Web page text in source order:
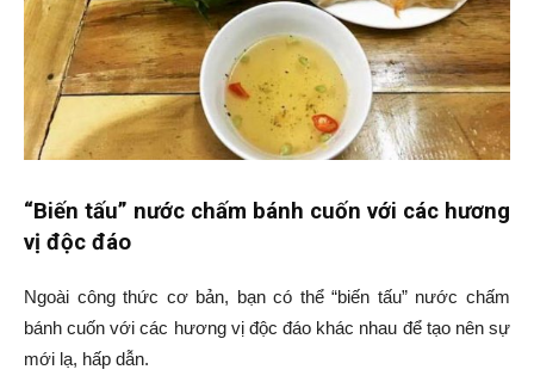
“Biến tấu” nước chấm bánh cuốn với các hương
vị độc đáo
Ngoài công thức cơ bản, bạn có thể “biến tấu” nước chấm
bánh cuốn với các hương vị độc đáo khác nhau để tạo nên sự
mới lạ, hấp dẫn.